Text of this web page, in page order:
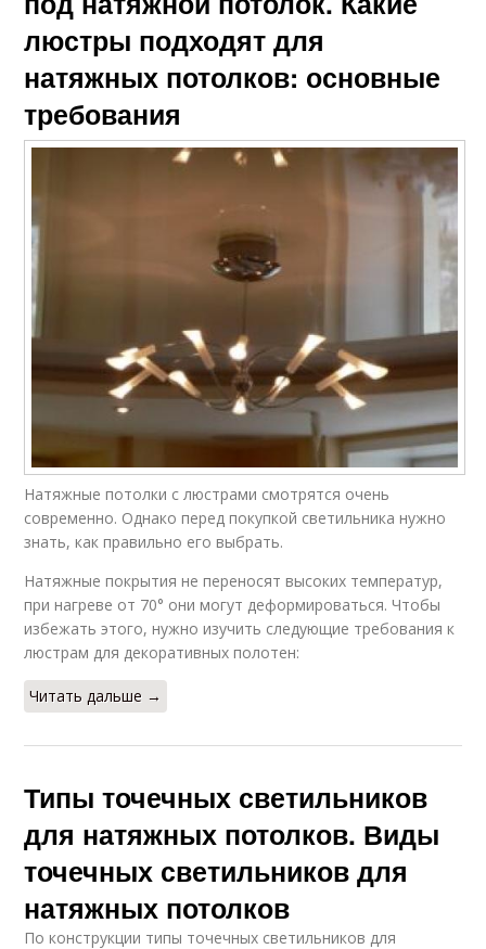
люстры подходят для
натяжных потолков: основные
требования
Натяжные потолки с люстрами смотрятся очень
современно. Однако перед покупкой светильника нужно
знать, как правильно его выбрать.
Натяжные покрытия не переносят высоких температур,
при нагреве от 70° они могут деформироваться. Чтобы
избежать этого, нужно изучить следующие требования к
люстрам для декоративных полотен:
Читать дальше →
Типы точечных светильников
для натяжных потолков. Виды
точечных светильников для
натяжных потолков
По конструкции типы точечных светильников для